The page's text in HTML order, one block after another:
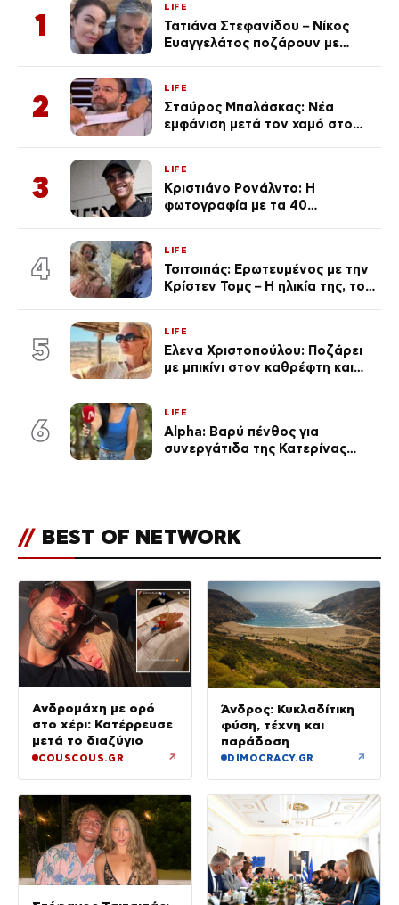
1
LIFE
Τατιάνα Στεφανίδου – Νίκος
Ευαγγελάτος ποζάρουν με
2
LIFE
Σταύρος Μπαλάσκας: Νέα
εμφάνιση μετά τον χαμό στο
3
LIFE
Κριστιάνο Ρονάλντο: Η
φωτογραφία με τα 40
εκ. likes
4
LIFE
Τσιτσιπάς: Ερωτευμένος με την
Κρίστεν Τομς – Η ηλικία της, το
5
LIFE
Έλενα Χριστοπούλου: Ποζάρει
με μπικίνι στον καθρέφτη και
καθεμία…» (Βίντεο)
6
LIFE
Alpha: Βαρύ πένθος για
συνεργάτιδα της Κατερίνας
// BEST OF NETWORK
Ανδρομάχη με ορό
στο χέρι: Κατέρρευσε
μετά το διαζύγιο
COUSCOUS.GR ↗
Άνδρος: Κυκλαδίτικη
φύση, τέχνη και
παράδοση
DIMOCRACY.GR ↗